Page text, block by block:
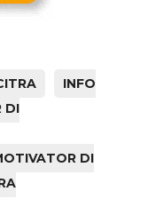
INFO
DI
DI